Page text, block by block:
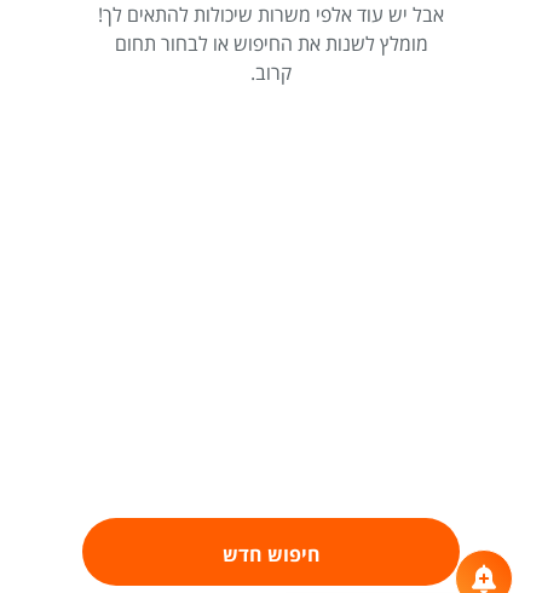
אבל יש עוד אלפי משרות שיכולות להתאים לך!
מומלץ לשנות את החיפוש או לבחור תחום
קרוב.
חיפוש חדש